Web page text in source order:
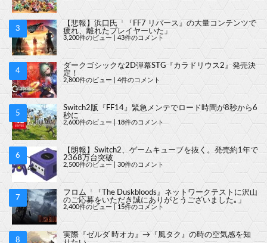
【悲報】浜口氏「『FF7 リバース』の大量コンテンツで
疲れ、離れたプレイヤーいた」
3,200件のビュー| 43件のコメント
ダークゴシックな2D弾幕STG『カラドリウス2』発売決
定！
2,800件のビュー 4件のコメント
Switch2版『FF14』緊急メンテでロード時間が8秒から6
秒に
2,600件のビュー 18件のコメント
【朗報】Switch2、ゲームキューブを抜く。発売約1年で
2368万台突破
2,500件のビュー | 30件のコメント
フロム「『The Duskbloods』ネットワークテストに沢山
のご応募をいただき誠にありがとうございました｡」
2,400件のビュー 15件のコメント
実際『ゼルダ 時オカ』→『風タク』の時の空気感を知